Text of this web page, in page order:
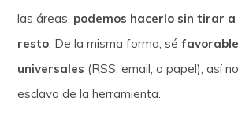
las áreas, podemos hacerlo sin tirar
resto. De la misma forma, sé
universales (RSS, email, o papel), así
esclavo de la herramienta.